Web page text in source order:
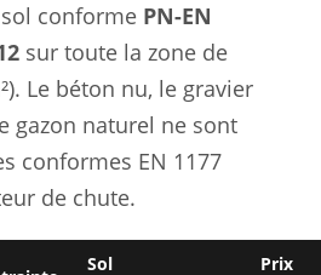
conforme PN-EN
sur toute la zone de
Le béton nu, le gravier
gazon naturel ne sont
conformes EN 1177
de chute.
Sol
Prix